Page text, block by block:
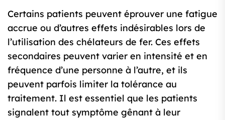
Certains patients peuvent éprouver une fatigue
accrue ou d’autres effets indésirables lors de
l’utilisation des chélateurs de fer. Ces effets
secondaires peuvent varier en intensité et en
fréquence d’une personne à l’autre, et ils
peuvent parfois limiter la tolérance au
traitement. Il est essentiel que les patients
signalent tout symptôme gênant à leur